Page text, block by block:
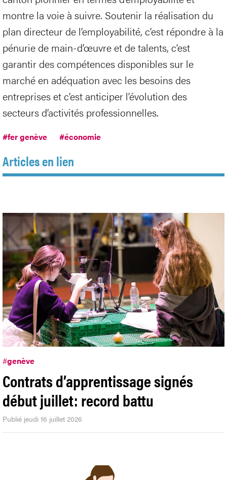
montre la voie à suivre. Soutenir la réalisation du
plan directeur de l’employabilité, c’est répondre à la
pénurie de main-d’œuvre et de talents, c’est
garantir des compétences disponibles sur le
marché en adéquation avec les besoins des
entreprises et c’est anticiper l’évolution des
secteurs d’activités professionnelles.
#fer genève #économie
Articles en lien
#genève
Contrats d’apprentissage signés
début juillet: record battu
Publié jeudi 16 juillet 2026